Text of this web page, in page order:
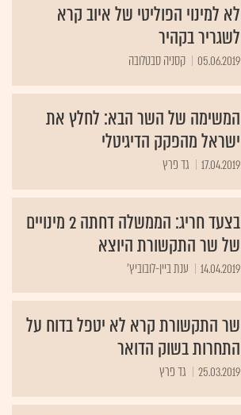
לא למינוי הפוליטי של איוב קרא
לשגריר בקהיר
05.06.2019 קסניה סבטלובה
המשימה של השר הבא: לחלץ את
ישראל מהפקק הדיגיטלי
17.04.2019 גד פרץ
בצעד חריג: הממשלה דחתה 2 מינויים
של שר התקשורת היוצא
14.04.2019 ענת ביין-לובוביץ'
שר התקשורת קרא לא יטפל בדוח על
התחרות בשוק הדואר
25.03.2019 גד פרץ